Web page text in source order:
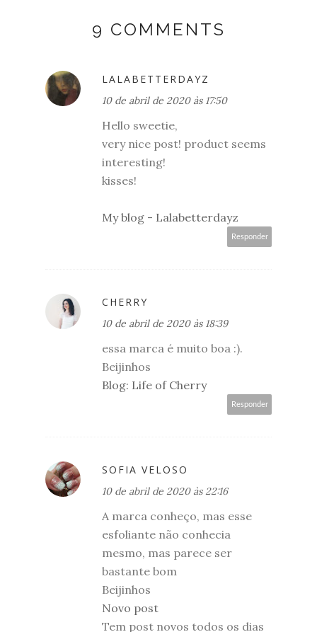
9 COMMENTS
LALABETTERDAYZ
10 de abril de 2020 às 17:50
Hello sweetie,
very nice post! product seems
interesting!
kisses!
My blog - Lalabetterdayz
Responder
CHERRY
10 de abril de 2020 às 18:39
essa marca é muito boa :).
Beijinhos
Blog: Life of Cherry
Responder
SOFIA VELOSO
10 de abril de 2020 às 22:16
A marca conheço, mas esse
esfoliante não conhecia
mesmo, mas parece ser
bastante bom
Beijinhos
Novo post
Tem post novos todos os dias